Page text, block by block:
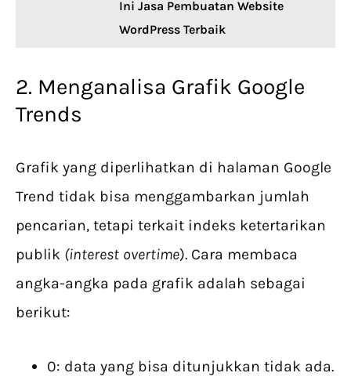
Ini Jasa Pembuatan Website
WordPress Terbaik
2. Menganalisa Grafik Google
Trends
Grafik yang diperlihatkan di halaman Google
Trend tidak bisa menggambarkan jumlah
pencarian, tetapi terkait indeks ketertarikan
publik (interest overtime). Cara membaca
angka-angka pada grafik adalah sebagai
berikut:
0: data yang bisa ditunjukkan tidak ada.